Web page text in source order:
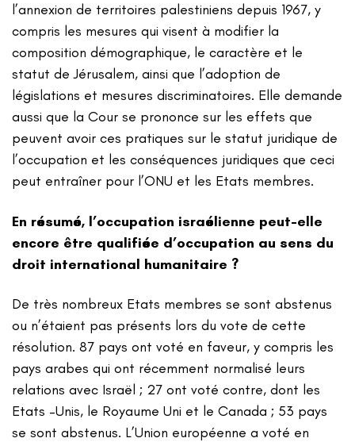
l’annexion de territoires palestiniens depuis 1967, y
compris les mesures qui visent à modifier la
composition démographique, le caractère et le
statut de Jérusalem, ainsi que l’adoption de
législations et mesures discriminatoires. Elle demande
aussi que la Cour se prononce sur les effets que
peuvent avoir ces pratiques sur le statut juridique de
l’occupation et les conséquences juridiques que ceci
peut entraîner pour l’ONU et les Etats membres.
En résumé, l’occupation israélienne peut-elle
encore être qualifiée d’occupation au sens du
droit international humanitaire ?
De très nombreux Etats membres se sont abstenus
ou n’étaient pas présents lors du vote de cette
résolution. 87 pays ont voté en faveur, y compris les
pays arabes qui ont récemment normalisé leurs
relations avec Israël ; 27 ont voté contre, dont les
Etats –Unis, le Royaume Uni et le Canada ; 53 pays
se sont abstenus. L’Union européenne a voté en